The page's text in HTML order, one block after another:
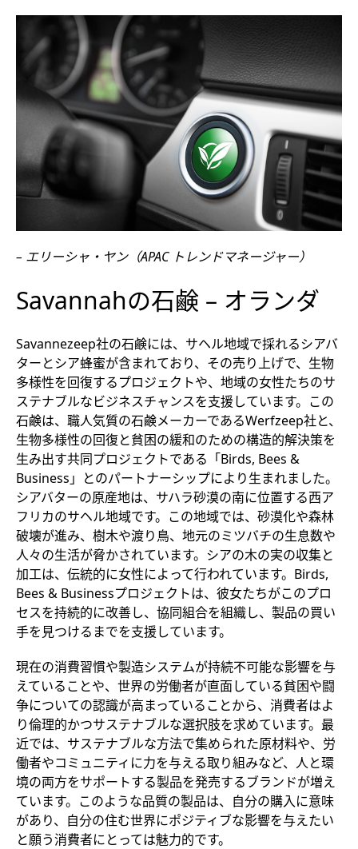
– エリーシャ・ヤン（APAC トレンドマネージャー）
Savannahの石鹸 – オランダ
Savannezeep社の石鹸には、サヘル地域で採れるシアバ
ターとシア蜂蜜が含まれており、その売り上げで、生物
多様性を回復するプロジェクトや、地域の女性たちのサ
ステナブルなビジネスチャンスを支援しています。この
石鹸は、職人気質の石鹸メーカーであるWerfzeep社と、
生物多様性の回復と貧困の緩和のための構造的解決策を
生み出す共同プロジェクトである「Birds, Bees &
Business」とのパートナーシップにより生まれました。
シアバターの原産地は、サハラ砂漠の南に位置する西ア
フリカのサヘル地域です。この地域では、砂漠化や森林
破壊が進み、樹木や渡り鳥、地元のミツバチの生息数や
人々の生活が脅かされています。シアの木の実の収集と
加工は、伝統的に女性によって行われています。Birds,
Bees & Businessプロジェクトは、彼女たちがこのプロ
セスを持続的に改善し、協同組合を組織し、製品の買い
手を見つけるまでを支援しています。
現在の消費習慣や製造システムが持続不可能な影響を与
えていることや、世界の労働者が直面している貧困や闘
争についての認識が高まっていることから、消費者はよ
り倫理的かつサステナブルな選択肢を求めています。最
近では、サステナブルな方法で集められた原材料や、労
働者やコミュニティに力を与える取り組みなど、人と環
境の両方をサポートする製品を発売するブランドが増え
ています。このような品質の製品は、自分の購入に意味
があり、自分の住む世界にポジティブな影響を与えたい
と願う消費者にとっては魅力的です。